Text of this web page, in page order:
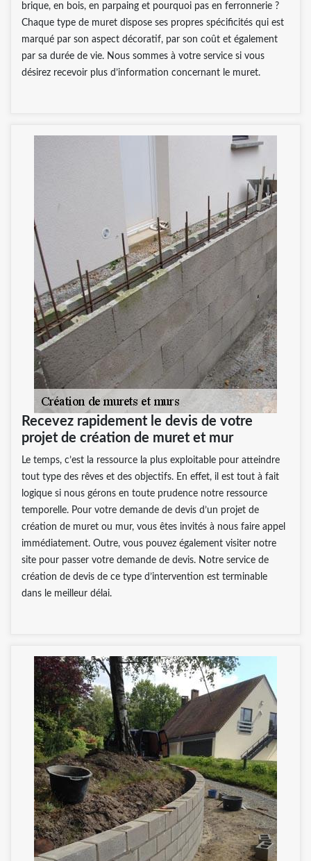
brique, en bois, en parpaing et pourquoi pas en ferronnerie ?
Chaque type de muret dispose ses propres spécificités qui est
marqué par son aspect décoratif, par son coût et également
par sa durée de vie. Nous sommes à votre service si vous
désirez recevoir plus d’information concernant le muret.
Recevez rapidement le devis de votre
projet de création de muret et mur
Le temps, c’est la ressource la plus exploitable pour atteindre
tout type des rêves et des objectifs. En effet, il est tout à fait
logique si nous gérons en toute prudence notre ressource
temporelle. Pour votre demande de devis d’un projet de
création de muret ou mur, vous êtes invités à nous faire appel
immédiatement. Outre, vous pouvez également visiter notre
site pour passer votre demande de devis. Notre service de
création de devis de ce type d’intervention est terminable
dans le meilleur délai.